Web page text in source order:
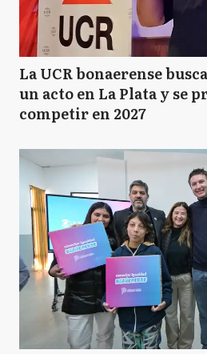
La UCR bonaerense
un acto en La Plata y se
competir en 2027